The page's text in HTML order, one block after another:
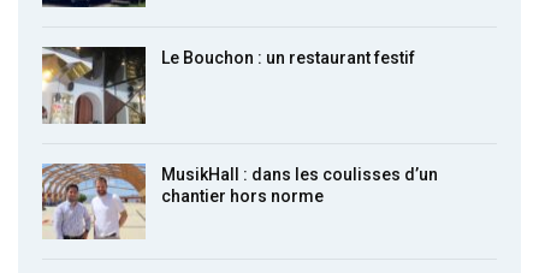
Le Bouchon : un restaurant festif
MusikHall : dans les coulisses d’un
chantier hors norme